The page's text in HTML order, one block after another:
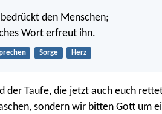
den Menschen;
Wort erfreut ihn.
Sorge Herz
der Taufe, die jetzt auch euch
sondern wir bitten Gott um